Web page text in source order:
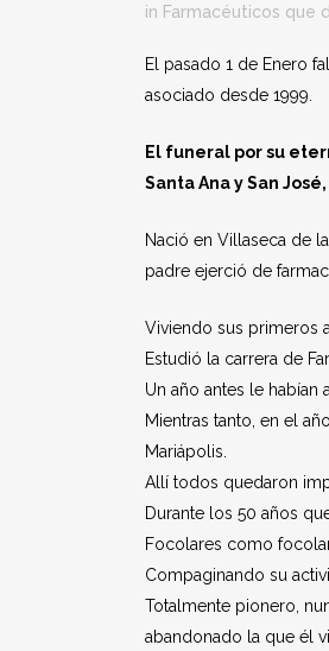
in Farmacéuticos que
El pasado 1 de Enero
asociado desde 1999.
El funeral por su
Santa Ana y San
Nació en Villaseca de
padre ejerció de
Viviendo sus primeros
Estudió la carrera de
Un año antes le habían
Mientras tanto, en el
Mariápolis.
Allí todos quedaron
Durante los 50 años
Focolares como
Compaginando su
Totalmente pionero,
abandonado la que él